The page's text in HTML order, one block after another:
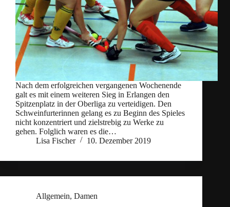
Nach dem erfolgreichen vergangenen Wochenende
galt es mit einem weiteren Sieg in Erlangen den
Spitzenplatz in der Oberliga zu verteidigen. Den
Schweinfurterinnen gelang es zu Beginn des Spieles
nicht konzentriert und zielstrebig zu Werke zu
gehen. Folglich waren es die…
Lisa Fischer
10. Dezember 2019
Allgemein, Damen